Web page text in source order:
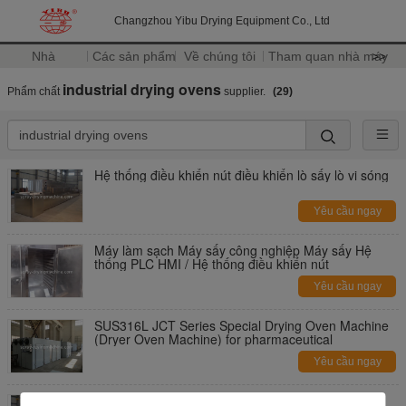
Changzhou Yibu Drying Equipment Co., Ltd
Nhà Các sản phẩm Về chúng tôi Tham quan nhà máy
>>
Phẩm chất industrial drying ovens supplier. (29)
Hệ thống điều khiển nút điều khiển lò sấy lò vi sóng
Yêu cầu ngay
Máy làm sạch Máy sấy công nghiệp Máy sấy Hệ
thống PLC HMI / Hệ thống điều khiển nút
Yêu cầu ngay
SUS316L JCT Series Special Drying Oven Machine
(Dryer Oven Machine) for pharmaceutical
Yêu cầu ngay